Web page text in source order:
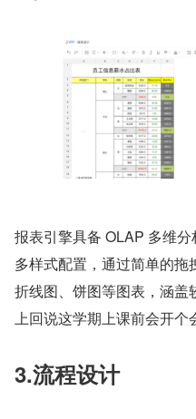
报表引擎具备 OLAP 多维
多样式配置，通过简单的拖
折线图、饼图等图表，涵盖
上回说这学期上课前会开个
3.流程设计